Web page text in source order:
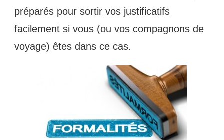
préparés pour sortir vos justificatifs
facilement si vous (ou vos compagnons de
voyage) êtes dans ce cas.